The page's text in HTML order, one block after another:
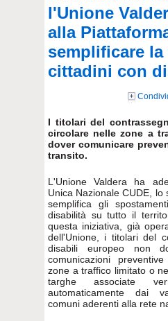
l'Unione
alla
semplificare
cittadini con
I titolari del
circolare nelle zone a
dover comunicare
transito.
L'Unione Valdera ha
Unica Nazionale CUDE,
semplifica gli
disabilità su tutto il
questa iniziativa, già
dell'Unione, i titolari del
disabili europeo non
comunicazioni
zone a traffico limitato o
targhe associate
automaticamente dai
comuni aderenti alla rete